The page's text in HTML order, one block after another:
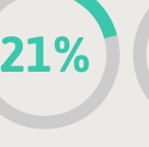
21%